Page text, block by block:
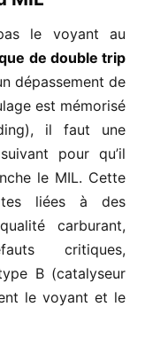
le voyant au
de double trip
dépassement de
est mémorisé
il faut une
pour qu’il
le MIL. Cette
liées à des
carburant,
critiques,
B (catalyseur
le voyant et le